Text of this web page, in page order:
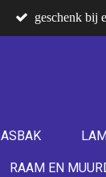
geschenk bij
ASBAK
RAAM EN